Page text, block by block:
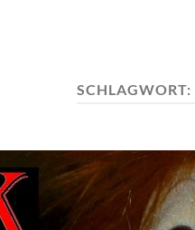
SCHLAGWORT: